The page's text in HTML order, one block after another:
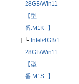
28GB/Win11
【型
番:M1K+】
｜
└ Intel/4GB/1
28GB/Win11
【型
番:M1S+】